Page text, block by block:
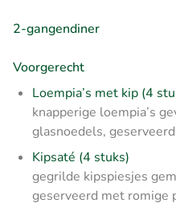
2-gangendiner
Voorgerecht
Loempia’s met kip (4
knapperige loempia’s
glasnoedels,
Kipsaté (4 stuks)
gegrilde kipspiesjes
geserveerd met romige